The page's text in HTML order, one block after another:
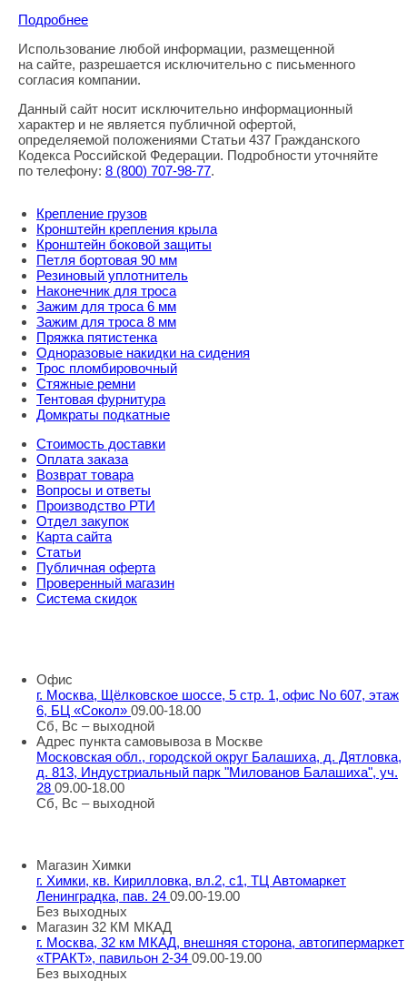
Подробнее
Правовая информация
Использование любой информации, размещенной
на сайте, разрешается исключительно с письменного
согласия компании.
Данный сайт носит исключительно информационный
характер и не является публичной офертой,
определяемой положениями Статьи 437 Гражданского
Кодекса Российской Федерации. Подробности уточняйте
по телефону: 8 (800) 707-98-77.
Крепление грузов
Кронштейн крепления крыла
Кронштейн боковой защиты
Петля бортовая 90 мм
Резиновый уплотнитель
Наконечник для троса
Зажим для троса 6 мм
Зажим для троса 8 мм
Пряжка пятистенка
Одноразовые накидки на сидения
Трос пломбировочный
Стяжные ремни
Тентовая фурнитура
Домкраты подкатные
Стоимость доставки
Оплата заказа
Возврат товара
Вопросы и ответы
Производство РТИ
Отдел закупок
Карта сайта
Статьи
Публичная оферта
Проверенный магазин
Система скидок
Офис
г. Москва, Щёлковское шоссе, 5 стр. 1, офис No 607, этаж
6, БЦ «Сокол» 09.00-18.00
Сб, Вс – выходной
Адрес пункта самовывоза в Москве
Московская обл., городской округ Балашиха, д. Дятловка,
д. 813, Индустриальный парк "Милованов Балашиха", уч.
28 09.00-18.00
Сб, Вс – выходной
Магазин Химки
г. Химки, кв. Кирилловка, вл.2, с1, ТЦ Автомаркет
Ленинградка, пав. 24 09.00-19.00
Без выходных
Магазин 32 КМ МКАД
г. Москва, 32 км МКАД, внешняя сторона, автогипермаркет
«ТРАКТ», павильон 2-34 09.00-19.00
Без выходных